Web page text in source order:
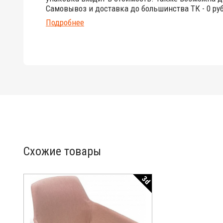
Самовывоз и доставка до большинства ТК - 0
Подробнее
Схожие товары
3d